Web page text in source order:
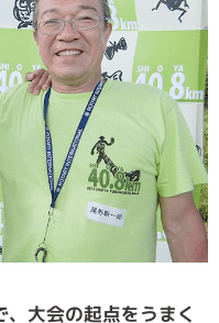
大会の起点をうまく